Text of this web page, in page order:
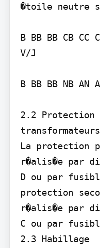
�toile neutre
B BB BB CB CC
V/J
B BB BB NB AN
2.2 Protection
transformateurs
La protection
r�alis�e par
D ou par
protection
r�alis�e par
C ou par
2.3 Habillage